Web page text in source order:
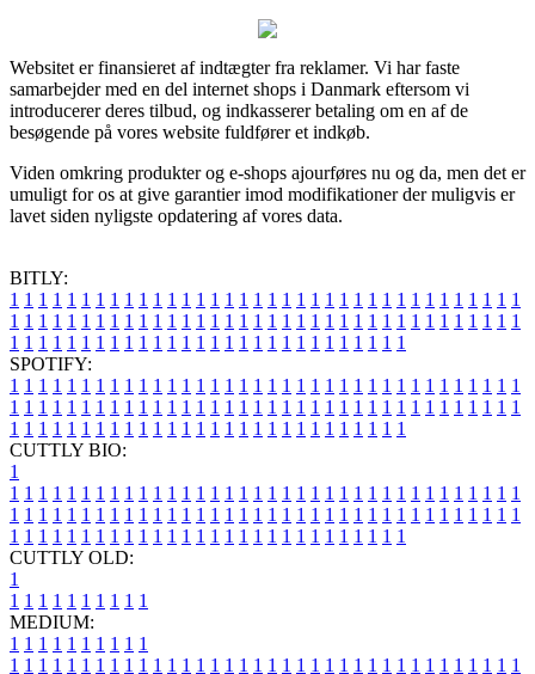
Websitet er finansieret af indtægter fra reklamer. Vi har faste
samarbejder med en del internet shops i Danmark eftersom vi
introducerer deres tilbud, og indkasserer betaling om en af de
besøgende på vores website fuldfører et indkøb.
Viden omkring produkter og e-shops ajourføres nu og da, men det er
umuligt for os at give garantier imod modifikationer der muligvis er
lavet siden nyligste opdatering af vores data.
BITLY:
1 1 1 1 1 1 1 1 1 1 1 1 1 1 1 1 1 1 1 1 1 1 1 1 1 1 1 1 1 1 1 1 1 1 1 1
1 1 1 1 1 1 1 1 1 1 1 1 1 1 1 1 1 1 1 1 1 1 1 1 1 1 1 1 1 1 1 1 1 1 1 1
1 1 1 1 1 1 1 1 1 1 1 1 1 1 1 1 1 1 1 1 1 1 1 1 1 1 1 1
SPOTIFY:
1 1 1 1 1 1 1 1 1 1 1 1 1 1 1 1 1 1 1 1 1 1 1 1 1 1 1 1 1 1 1 1 1 1 1 1
1 1 1 1 1 1 1 1 1 1 1 1 1 1 1 1 1 1 1 1 1 1 1 1 1 1 1 1 1 1 1 1 1 1 1 1
1 1 1 1 1 1 1 1 1 1 1 1 1 1 1 1 1 1 1 1 1 1 1 1 1 1 1 1
CUTTLY BIO:
1
1 1 1 1 1 1 1 1 1 1 1 1 1 1 1 1 1 1 1 1 1 1 1 1 1 1 1 1 1 1 1 1 1 1 1 1
1 1 1 1 1 1 1 1 1 1 1 1 1 1 1 1 1 1 1 1 1 1 1 1 1 1 1 1 1 1 1 1 1 1 1 1
1 1 1 1 1 1 1 1 1 1 1 1 1 1 1 1 1 1 1 1 1 1 1 1 1 1 1 1
CUTTLY OLD:
1
1 1 1 1 1 1 1 1 1 1
MEDIUM:
1 1 1 1 1 1 1 1 1 1
1 1 1 1 1 1 1 1 1 1 1 1 1 1 1 1 1 1 1 1 1 1 1 1 1 1 1 1 1 1 1 1 1 1 1 1